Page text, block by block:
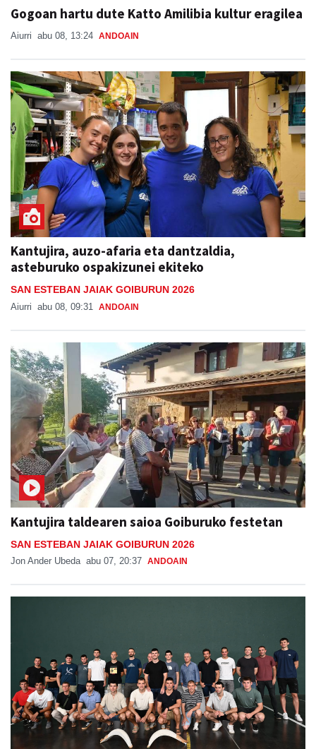
Gogoan hartu dute Katto Amilibia kultur eragilea
Aiurri abu 08, 13:24 ANDOAIN
Kantujira, auzo-afaria eta dantzaldia,
asteburuko ospakizunei ekiteko
SAN ESTEBAN JAIAK GOIBURUN 2026
Aiurri abu 08, 09:31 ANDOAIN
Kantujira taldearen saioa Goiburuko festetan
SAN ESTEBAN JAIAK GOIBURUN 2026
Jon Ander Ubeda abu 07, 20:37 ANDOAIN